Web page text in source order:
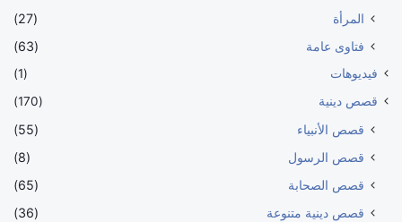
المرأة
(27)
فتاوى عامة
(63)
فيديوهات
(1)
قصص دينية
(170)
قصص الأنبياء
(55)
قصص الرسول
(8)
قصص الصحابة
(65)
قصص دينية متنوعة
(36)